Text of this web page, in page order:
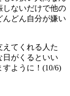
しないだけで他の
んどん自分が嫌い
てくれる人た
日がくるといい
ように！(10/6)